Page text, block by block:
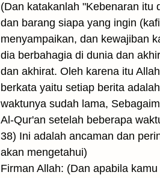
(Dan katakanlah "Kebenaran itu
dan barang siapa yang ingin
menyampaikan, dan kewajiban
dia berbahagia di dunia dan
dan akhirat. Oleh karena itu
berkata yaitu setiap berita
waktunya sudah lama,
Al-Qur'an setelah beberapa
38) Ini adalah ancaman dan
akan mengetahui)
Firman Allah: (Dan apabila